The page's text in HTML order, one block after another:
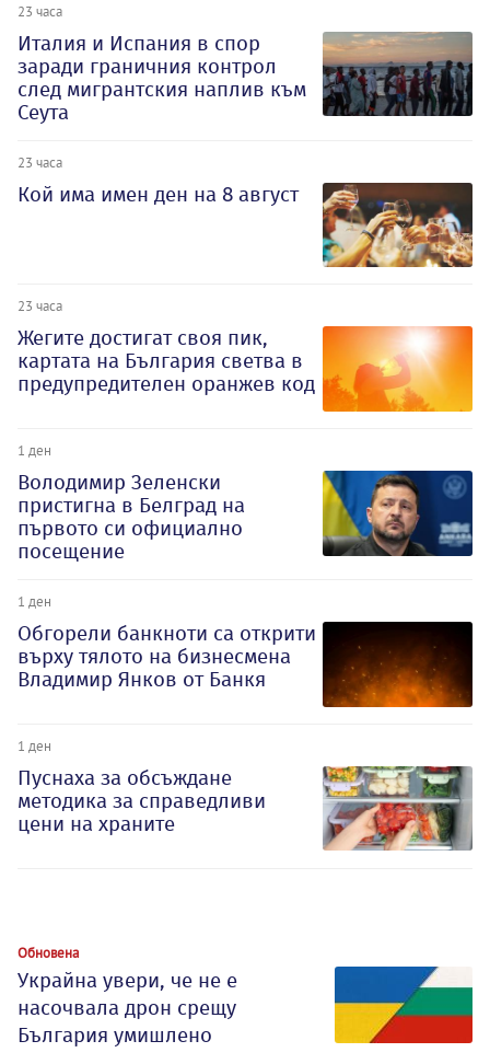
23 часа
Италия и Испания в спор
заради граничния контрол
след мигрантския наплив към
Сеута
23 часа
Кой има имен ден на 8 август
23 часа
Жегите достигат своя пик,
картата на България светва в
предупредителен оранжев код
1 ден
Володимир Зеленски
пристигна в Белград на
първото си официално
посещение
1 ден
Обгорели банкноти са открити
върху тялото на бизнесмена
Владимир Янков от Банкя
1 ден
Пуснаха за обсъждане
методика за справедливи
цени на храните
Обновена
Украйна увери, че не е
насочвала дрон срещу
България умишлено